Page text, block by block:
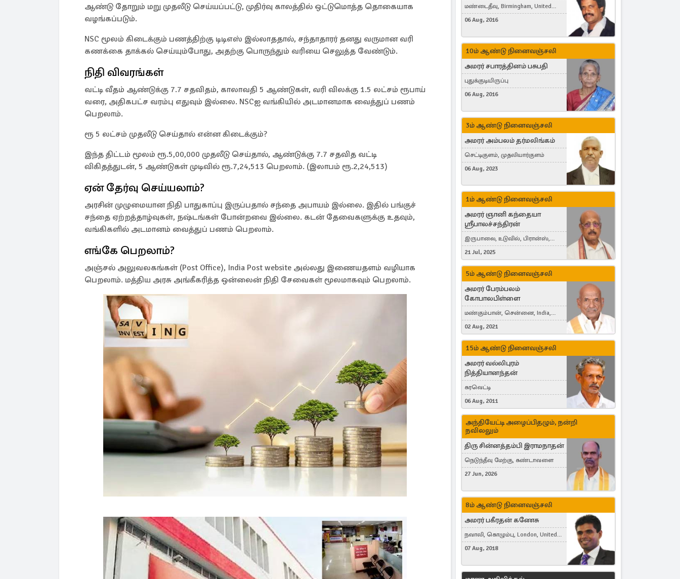
ஆண்டு தோறும் மறு முதலீடு செய்யப்பட்டு, முதிர்வு காலத்தில் ஒட்டுமொத்த தொகையாக
வழங்கப்படும்.
NSC மூலம் கிடைக்கும் பணத்திற்கு டிடிஎஸ் இல்லாததால், சந்தாதாரர் தனது வருமான வரி
கணக்கை தாக்கல் செய்யும்போது, அதற்கு பொருந்தும் வரியை செலுத்த வேண்டும்.
நிதி விவரங்கள்
வட்டி வீதம் ஆண்டுக்கு 7.7 சதவிதம், காலாவதி 5 ஆண்டுகள், வரி விலக்கு 1.5 லட்சம் ரூபாய்
வரை, அதிகபட்ச வரம்பு எதுவும் இல்லை. NSCஐ வங்கியில் அடமானமாக வைத்துப் பணம்
பெறலாம்.
ரூ 5 லட்சம் முதலீடு செய்தால் என்ன கிடைக்கும்?
இந்த திட்டம் மூலம் ரூ.5,00,000 முதலீடு செய்தால், ஆண்டுக்கு 7.7 சதவித வட்டி
விகிதத்துடன், 5 ஆண்டுகள் முடிவில் ரூ.7,24,513 பெறலாம். (இலாபம் ரூ.2,24,513)
ஏன் தேர்வு செய்யலாம்?
அரசின் முழுமையான நிதி பாதுகாப்பு இருப்பதால் சந்தை அபாயம் இல்லை. இதில் பங்குச்
சந்தை ஏற்றத்தாழ்வுகள், நஷ்டங்கள் போன்றவை இல்லை. கடன் தேவைகளுக்கு உதவும்,
வங்கிகளில் அடமானம் வைத்துப் பணம் பெறலாம்.
எங்கே பெறலாம்?
அஞ்சல் அலுவலகங்கள் (Post Office), India Post website அல்லது இணையதளம் வழியாக
பெறலாம். மத்திய அரசு அங்கீகரித்த ஒன்லைன் நிதி சேவைகள் மூலமாகவும் பெறலாம்.
மண்டைதீவு, Birmingham, United
Kingdom
06 Aug, 2016
10ம் ஆண்டு நினைவஞ்சலி
அமரர் சபாரத்தினம் பசுபதி
புதுக்குடியிருப்பு
06 Aug, 2016
3ம் ஆண்டு நினைவஞ்சலி
அமரர் அம்பலம் தர்மலிங்கம்
செட்டிகுளம், முதலியார்குளம்
06 Aug, 2023
1ம் ஆண்டு நினைவஞ்சலி
அமரர் ஞானி கந்தையா
ஸ்ரீபாலச்சந்திரன்
இருபாலை, உடுவில், பிரான்ஸ்,
France
21 Jul, 2025
5ம் ஆண்டு நினைவஞ்சலி
அமரர் பேரம்பலம்
கோபாலபிள்ளை
மண்கும்பான், சென்னை, India,
Cergy, France
02 Aug, 2021
15ம் ஆண்டு நினைவஞ்சலி
அமரர் வல்லிபுரம்
நித்தியானந்தன்
கரவெட்டி
06 Aug, 2011
அந்தியேட்டி அழைப்பிதழும், நன்றி
நவிலலும்
திரு சின்னத்தம்பி இராமநாதன்
நெடுந்தீவு மேற்கு, கண்டாவளை
27 Jun, 2026
8ம் ஆண்டு நினைவஞ்சலி
அமரர் பகீரதன் கணேசு
நவாலி, கொழும்பு, London, United
Kingdom
07 Aug, 2018